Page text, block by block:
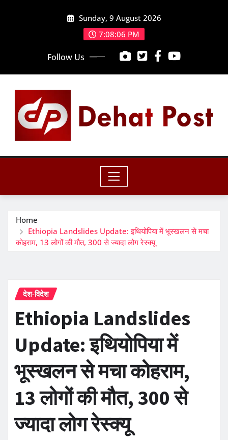
Sunday, 9 August 2026
7:08:07 PM
Follow Us
Home
Ethiopia Landslides Update: इथियोपिया में भूस्खलन से मचा
कोहराम, 13 लोगों की मौत, 300 से ज्यादा लोग रेस्क्यू
देश-विदेश
Ethiopia Landslides
Update: इथियोपिया में
भूस्खलन से मचा कोहराम,
13 लोगों की मौत, 300 से
ज्यादा लोग रेस्क्यू